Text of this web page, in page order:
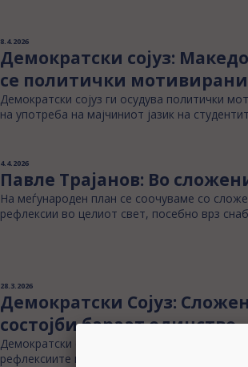
8.4.2026
Демократски сојуз:
се политички мотивирани
Демократски сојуз ги осудува политички
на употреба на мајчиниот јазик на
4.4.2026
Павле Трајанов: Во
На меѓународен план се соочуваме со
рефлексии во целиот свет, посебно врз
28.3.2026
Демократски Сојуз:
состојби бараат единство
Демократски сојуз одржа седница на која
рефлексиите врз безбедноста,